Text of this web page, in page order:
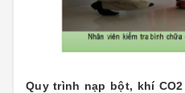
Quy trình nạp bột, khí